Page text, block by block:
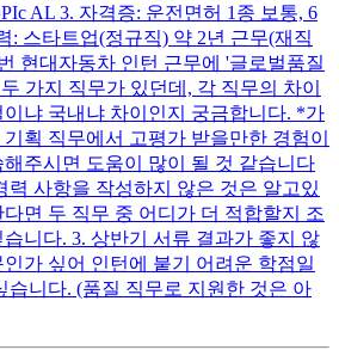
AL 3. 자격증: 운전면허 1종 보통, 6
: 스타트업(정규직) 약 2년 근무(재직
현대자동차 인턴 근무에 '글로벌품질
가지 직무가 있던데, 각 직무의 차이
냐 국내냐 차이인지 궁금합니다. *가
획 직무에서 고평가 받을만한 경험이
주시면 도움이 많이 될 것 같습니다
력 사항을 작성하지 않은 것은 알고있
면 두 직무 중 어디가 더 적합할지 조
니다. 3. 상반기 서류 결과가 좋지 않
가 싶어 인턴에 붙기 어려운 학점일
습니다. (품질 직무로 지원한 것은 아